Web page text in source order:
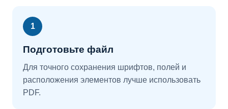
1
Подготовьте файл
Для точного сохранения шрифтов, полей и
расположения элементов лучше использовать
PDF.